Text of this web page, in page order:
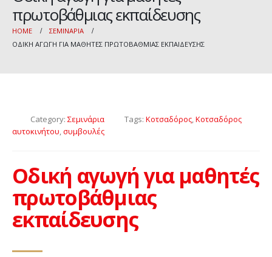
πρωτοβάθμιας εκπαίδευσης
HOME
ΣΕΜΙΝΆΡΙΑ
ΟΔΙΚΉ ΑΓΩΓΉ ΓΙΑ ΜΑΘΗΤΈΣ ΠΡΩΤΟΒΆΘΜΙΑΣ ΕΚΠΑΊΔΕΥΣΗΣ
Category: Σεμινάρια Tags: Κοτσαδόρος,Κοτσαδόρος
αυτοκινήτου,συμβουλές
Οδική αγωγή για μαθητές
πρωτοβάθμιας
εκπαίδευσης